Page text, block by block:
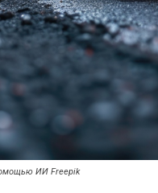
ИИ Freepik